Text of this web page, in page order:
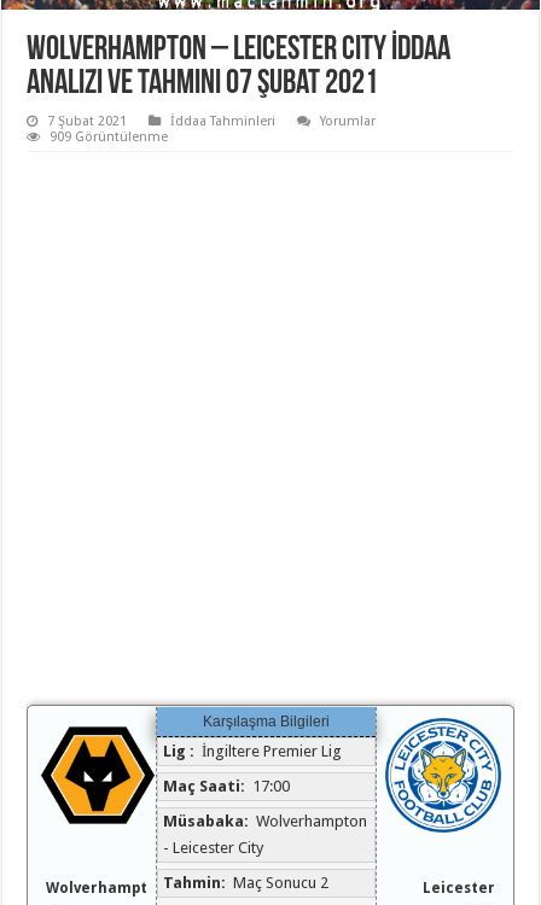
Wolverhampton – Leicester City İddaa
Analizi ve Tahmini 07 Şubat 2021
7 Şubat 2021 İddaa Tahminleri
Yorumlar
909 Görüntülenme
Wolverhampt
Karşılaşma Bilgileri
Lig : İngiltere Premier Lig
Maç Saati: 17:00
Müsabaka: Wolverhampton
- Leicester City
Tahmin: Maç Sonucu 2
Leicester